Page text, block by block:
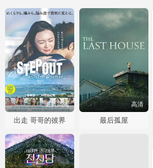
更新高清
出走 哥哥的彼界
高清
最后孤屋